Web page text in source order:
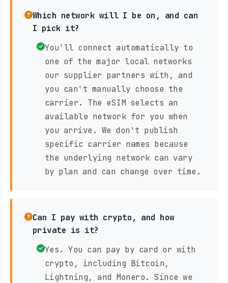
Which network will I be on, and can
I pick it?
You'll connect automatically to
one of the major local networks
our supplier partners with, and
you can't manually choose the
carrier. The eSIM selects an
available network for you when
you arrive. We don't publish
specific carrier names because
the underlying network can vary
by plan and can change over time.
Can I pay with crypto, and how
private is it?
Yes. You can pay by card or with
crypto, including Bitcoin,
Lightning, and Monero. Since we